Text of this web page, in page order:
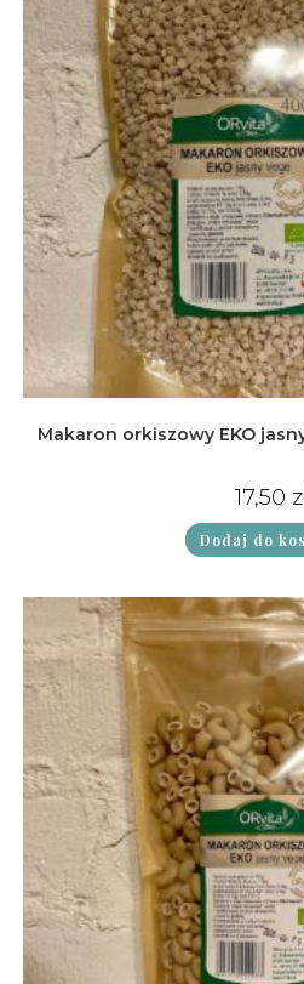
Makaron orkiszowy EKO
17,50
Dodaj do